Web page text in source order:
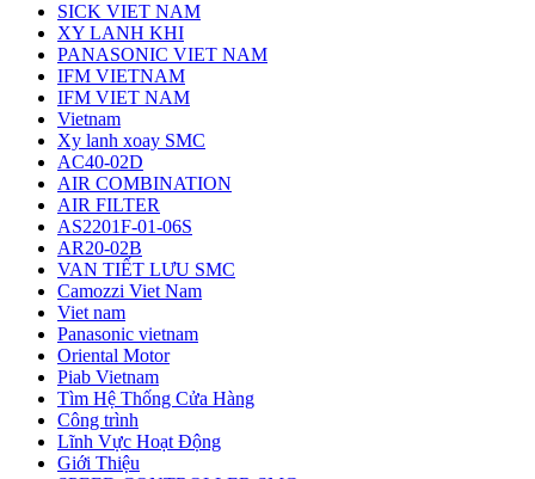
SICK VIET NAM
XY LANH KHI
PANASONIC VIET NAM
IFM VIETNAM
IFM VIET NAM
Vietnam
Xy lanh xoay SMC
AC40-02D
AIR COMBINATION
AIR FILTER
AS2201F-01-06S
AR20-02B
VAN TIẾT LƯU SMC
Camozzi Viet Nam
Viet nam
Panasonic vietnam
Oriental Motor
Piab Vietnam
Tìm Hệ Thống Cửa Hàng
Công trình
Lĩnh Vực Hoạt Động
Giới Thiệu